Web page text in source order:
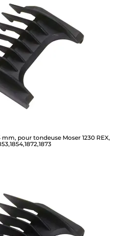
pour tondeuse Moser 1230 REX,